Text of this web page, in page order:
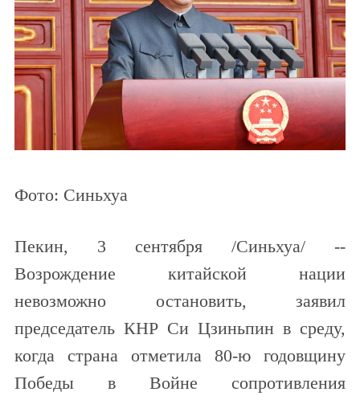
Фото: Синьхуа
Пекин, 3 сентября /Синьхуа/ --
Возрождение китайской нации
невозможно остановить, заявил
председатель КНР Си Цзиньпин в среду,
когда страна отметила 80-ю годовщину
Победы в Войне сопротивления